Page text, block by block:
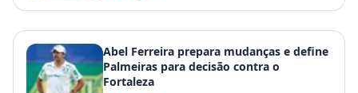
Abel Ferreira prepara mudanças e define
Palmeiras para decisão contra o
Fortaleza